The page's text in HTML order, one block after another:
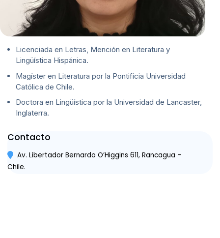
Licenciada en Letras, Mención en Literatura y
Lingüística Hispánica.
Magíster en Literatura por la Pontificia Universidad
Católica de Chile.
Doctora en Lingüística por la Universidad de Lancaster,
Inglaterra.
Contacto
Av. Libertador Bernardo O’Higgins 611, Rancagua –
Chile.